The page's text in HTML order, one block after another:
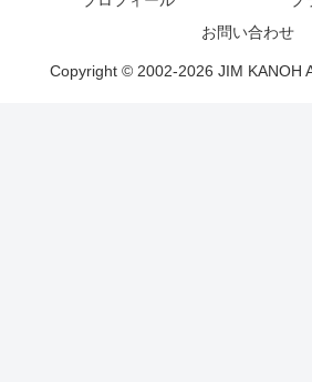
お問い合わせ
Copyright © 2002-2026 JIM KANOH